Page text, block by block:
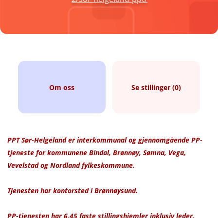
Om oss Se stillinger (0)
PPT Sør-Helgeland er interkommunal og gjennomgående PP-
tjeneste for kommunene Bindal, Brønnøy, Sømna, Vega,
Vevelstad og Nordland fylkeskommune.
Tjenesten har kontorsted i Brønnøysund.
PP-tjenesten har 6,45 faste stillingshjemler inklusiv leder.